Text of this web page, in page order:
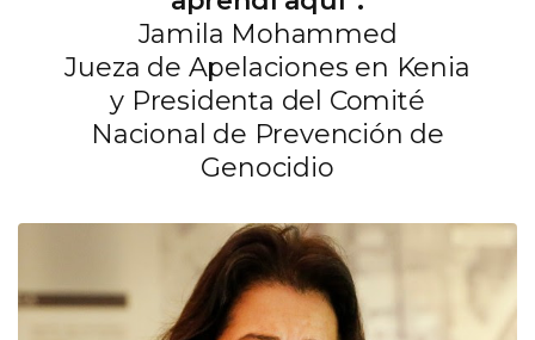
Jamila Mohammed
Jueza de Apelaciones en Kenia
y Presidenta del Comité
Nacional de Prevención de
Genocidio